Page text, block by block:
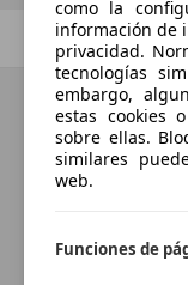
Anterior
como la
información de
privacidad.
tecnologías
embargo,
estas cookies
sobre ellas.
similares
web.
Funciones de